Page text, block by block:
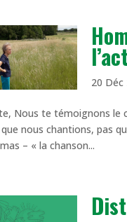
20 Déc
Nous te témoignons le
nous chantions, pas
– « la chanson...